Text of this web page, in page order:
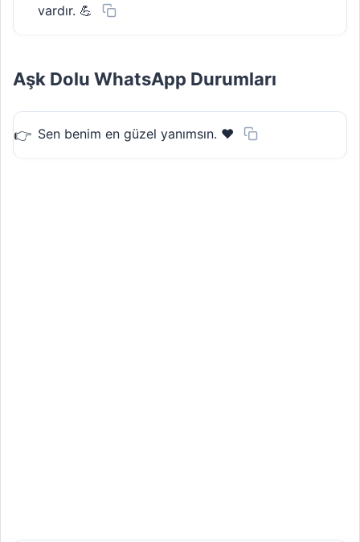
vardır. 💪
Aşk Dolu WhatsApp Durumları
Sen benim en güzel yanımsın. ❤️